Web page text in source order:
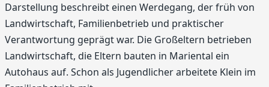
Darstellung beschreibt einen Werdegang, der früh von
Landwirtschaft, Familienbetrieb und praktischer
Verantwortung geprägt war. Die Großeltern betrieben
Landwirtschaft, die Eltern bauten in Mariental ein
Autohaus auf. Schon als Jugendlicher arbeitete Klein im